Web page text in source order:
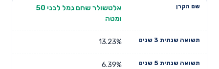
אלטשולר שחם גמל לבני 50
ומטה
13.23%
6.39%